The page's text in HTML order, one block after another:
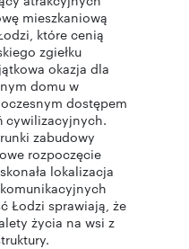
mieszkaniową
które cenią
zgiełku
okazja dla
domu w
dostępem
cywilizacyjnych.
zabudowy
rozpoczęcie
lokalizacja
Łodzi sprawiają, że
życia na wsi z